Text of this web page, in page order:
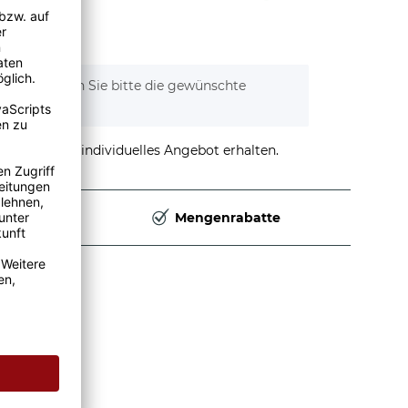
Wählen Sie bitte die gewünschte
stellen und individuelles Angebot erhalten.
Mengenrabatte